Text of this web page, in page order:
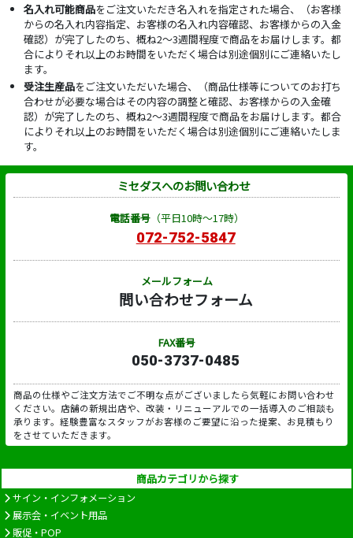
名入れ可能商品をご注文いただき名入れを指定された場合、（お客様
からの名入れ内容指定、お客様の名入れ内容確認、お客様からの入金
確認）が完了したのち、概ね2～3週間程度で商品をお届けします。都
合によりそれ以上のお時間をいただく場合は別途個別にご連絡いたし
ます。
受注生産品をご注文いただいた場合、（商品仕様等についてのお打ち
合わせが必要な場合はその内容の調整と確認、お客様からの入金確
認）が完了したのち、概ね2～3週間程度で商品をお届けします。都合
によりそれ以上のお時間をいただく場合は別途個別にご連絡いたしま
す。
ミセダスへのお問い合わせ
電話番号（平日10時～17時）
072-752-5847
メールフォーム
問い合わせフォーム
FAX番号
050-3737-0485
商品の仕様やご注文方法でご不明な点がございましたら気軽にお問い合わせ
ください。店舗の新規出店や、改装・リニューアルでの一括導入のご相談も
承ります。経験豊富なスタッフがお客様のご要望に沿った提案、お見積もり
をさせていただきます。
商品カテゴリから探す
サイン・インフォメーション
展示会・イベント用品
販促・POP